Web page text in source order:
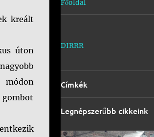
kreált
úton
módon
Főoldal
DIRRR
Címkék
Legnépszerűbb cikkeink